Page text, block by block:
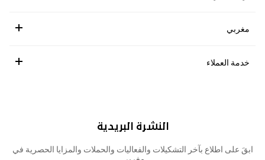
مغربي
خدمة العملاء
النشرة البريدية
ابقَ على اطلاع بآخر التشكيلات والفعاليات والحملات والمزايا الحصرية في